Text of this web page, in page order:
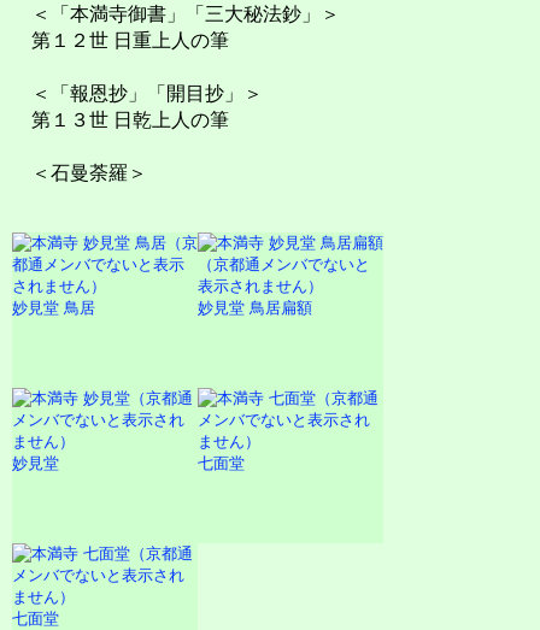
＜「本満寺御書」「三大秘法鈔」＞
第１２世 日重上人の筆
＜「報恩抄」「開目抄」＞
第１３世 日乾上人の筆
＜石曼荼羅＞
妙見堂 鳥居 妙見堂 鳥居扁額
妙見堂 七面堂
七面堂